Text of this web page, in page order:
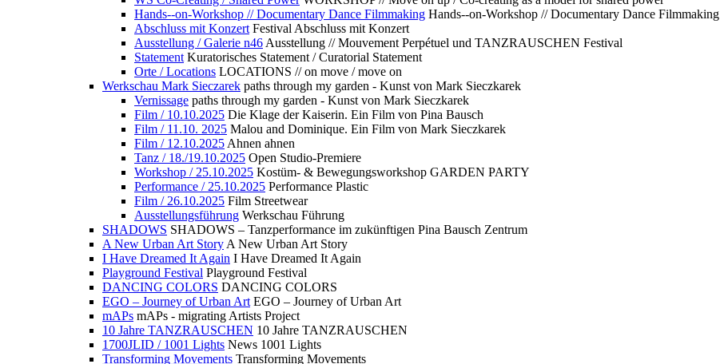
Hands--on-Workshop // Documentary Dance Filmmaking Hands--on-Workshop // Documentary Dance Filmmaking
Abschluss mit Konzert Festival Abschluss mit Konzert
Ausstellung / Galerie n46 Ausstellung // Mouvement Perpétuel und TANZRAUSCHEN Festival
Statement Kuratorisches Statement / Curatorial Statement
Orte / Locations LOCATIONS // on move / move on
Werkschau Mark Sieczarek paths through my garden - Kunst von Mark Sieczkarek
Vernissage paths through my garden - Kunst von Mark Sieczkarek
Film / 10.10.2025 Die Klage der Kaiserin. Ein Film von Pina Bausch
Film / 11.10. 2025 Malou and Dominique. Ein Film von Mark Sieczkarek
Film / 12.10.2025 Ahnen ahnen
Tanz / 18./19.10.2025 Open Studio-Premiere
Workshop / 25.10.2025 Kostüm- & Bewegungsworkshop GARDEN PARTY
Performance / 25.10.2025 Performance Plastic
Film / 26.10.2025 Film Streetwear
Ausstellungsführung Werkschau Führung
SHADOWS SHADOWS – Tanzperformance im zukünftigen Pina Bausch Zentrum
A New Urban Art Story A New Urban Art Story
I Have Dreamed It Again I Have Dreamed It Again
Playground Festival Playground Festival
DANCING COLORS DANCING COLORS
EGO – Journey of Urban Art EGO – Journey of Urban Art
mAPs mAPs - migrating Artists Project
10 Jahre TANZRAUSCHEN 10 Jahre TANZRAUSCHEN
1700JLID / 1001 Lights News 1001 Lights
Transforming Movements Transforming Movements